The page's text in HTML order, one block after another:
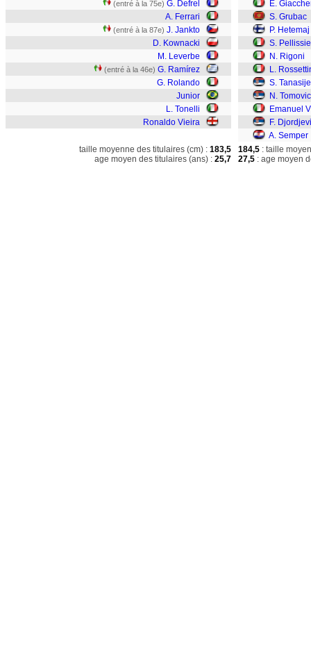
(entré à la 75e) G. Defrel
A. Ferrari
(entré à la 87e) J. Jankto
D. Kownacki
M. Leverbe
(entré à la 46e) G. Ramírez
G. Rolando
Junior
L. Tonelli
Ronaldo Vieira
E.
S. Grubac
P. Hetemaj
S.
N. Rigoni
L.
S.
N. Tomovic
Emanuel
F.
A. Semper
taille moyenne des titulaires (cm) : 183,5
age moyen des titulaires (ans) : 25,7
184,5 : taille
27,5 : age moyen